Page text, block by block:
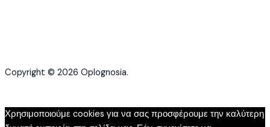
Copyright © 2026 Oplognosia.
Χρησιμοποιούμε cookies για να σας προσφέρουμε την καλύτερη